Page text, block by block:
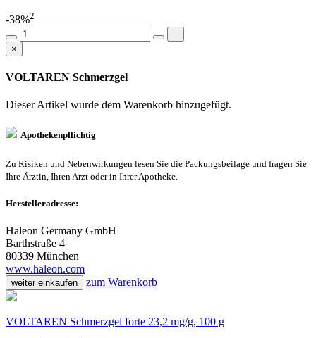
-38%2
×
VOLTAREN Schmerzgel
Dieser Artikel wurde dem Warenkorb hinzugefügt.
Apothekenpflichtig
Zu Risiken und Nebenwirkungen lesen Sie die Packungsbeilage und fragen Sie
Ihre Ärztin, Ihren Arzt oder in Ihrer Apotheke.
Herstelleradresse:
Haleon Germany GmbH
Barthstraße 4
80339 München
www.haleon.com
weiter einkaufen zum Warenkorb
VOLTAREN Schmerzgel forte 23,2 mg/g, 100 g